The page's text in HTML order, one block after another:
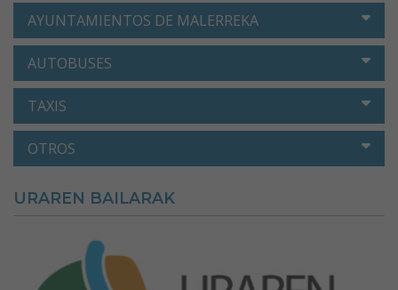
AYUNTAMIENTOS DE MALERREKA
AUTOBUSES
TAXIS
OTROS
URAREN BAILARAK